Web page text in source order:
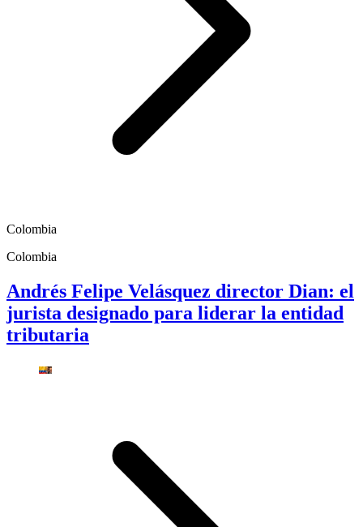
Colombia
Colombia
Andrés Felipe Velásquez director Dian: el
jurista designado para liderar la entidad
tributaria